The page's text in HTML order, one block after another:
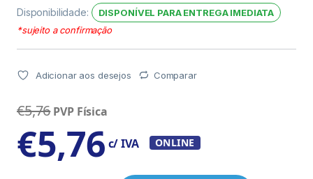
Disponibilidade:
DISPONÍVEL PARA ENTREGA IMEDIATA
*sujeito a confirmação
Adicionar aos desejos Comparar
€5,76 PVP Física
€5,76 c/ IVA ONLINE